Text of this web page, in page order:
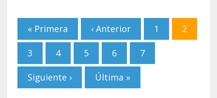
Páginas
« Primera ‹ Anterior 1 2
3 4 5 6 7
Siguiente › Última »